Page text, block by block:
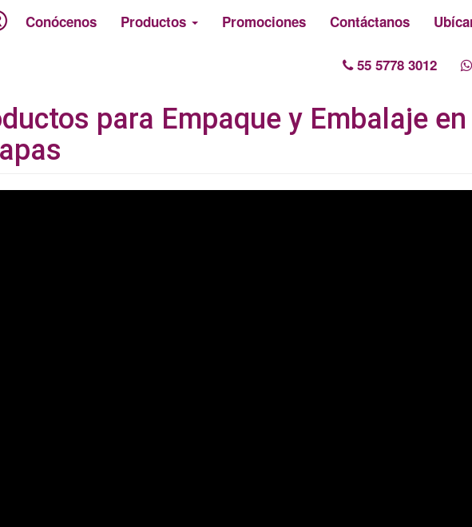
Conócenos Productos Promociones Contáctanos
55 5778 3012
para Empaque y Embalaje en